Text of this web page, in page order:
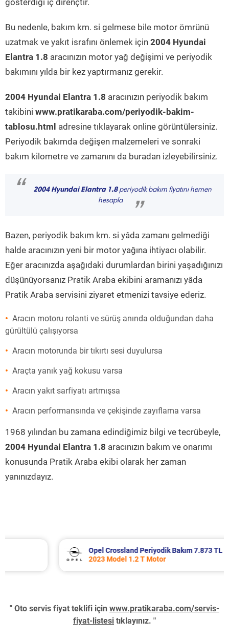
gösterdiği iç dirençtir.
Bu nedenle, bakım km. si gelmese bile motor ömrünü
uzatmak ve yakıt israfını önlemek için 2004 Hyundai
Elantra 1.8 aracınızın motor yağ değişimi ve periyodik
bakımını yılda bir kez yaptırmanız gerekir.
2004 Hyundai Elantra 1.8 aracınızın periyodik bakım
takibini www.pratikaraba.com/periyodik-bakim-
tablosu.html adresine tıklayarak online görüntülersiniz.
Periyodik bakımda değişen malzemeleri ve sonraki
bakım kilometre ve zamanını da buradan izleyebilirsiniz.
“ 2004 Hyundai Elantra 1.8periyodik bakım fiyatını hemen
hesapla
”
Bazen, periyodik bakım km. si yâda zamanı gelmediği
halde aracınızın yeni bir motor yağına ihtiyacı olabilir.
Eğer aracınızda aşağıdaki durumlardan birini yaşadığınızı
düşünüyorsanız Pratik Araba ekibini aramanızı yâda
Pratik Araba servisini ziyaret etmenizi tavsiye ederiz.
Aracın motoru rolanti ve sürüş anında olduğundan daha
gürültülü çalışıyorsa
Aracın motorunda bir tıkırtı sesi duyulursa
Araçta yanık yağ kokusu varsa
Aracın yakıt sarfiyatı artmışsa
Aracın performansında ve çekişinde zayıflama varsa
1968 yılından bu zamana edindiğimiz bilgi ve tecrübeyle,
2004 Hyundai Elantra 1.8 aracınızın bakım ve onarımı
konusunda Pratik Araba ekibi olarak her zaman
yanınızdayız.
Opel Crossland Periyodik Bakım 7.873 TL
2023 Model 1.2 T Motor
" Oto servis fiyat teklifi için www.pratikaraba.com/servis-
fiyat-listesi tıklayınız. "